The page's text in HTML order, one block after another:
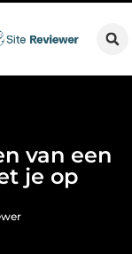
van een
je op